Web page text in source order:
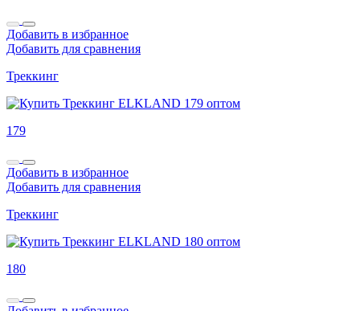
Добавить в избранное
Добавить для сравнения
Треккинг
179
Добавить в избранное
Добавить для сравнения
Треккинг
180